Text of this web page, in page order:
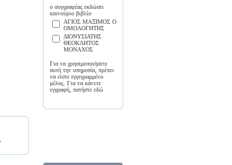
ο συγγραφέας εκδώσει
καινούριο βιβλίο
ΑΓΙΟΣ ΜΑΞΙΜΟΣ Ο
ΟΜΟΛΟΓΗΤΗΣ
ΔΙΟΝΥΣΙΑΤΗΣ
ΘΕΟΚΛΗΤΟΣ
ΜΟΝΑΧΟΣ
Για να χρησιμοποιήσετε
αυτή την υπηρεσία, πρέπει
να είστε εγγεγραμμένο
μέλος. Για να κάνετε
εγγραφή, πατήστε εδώ